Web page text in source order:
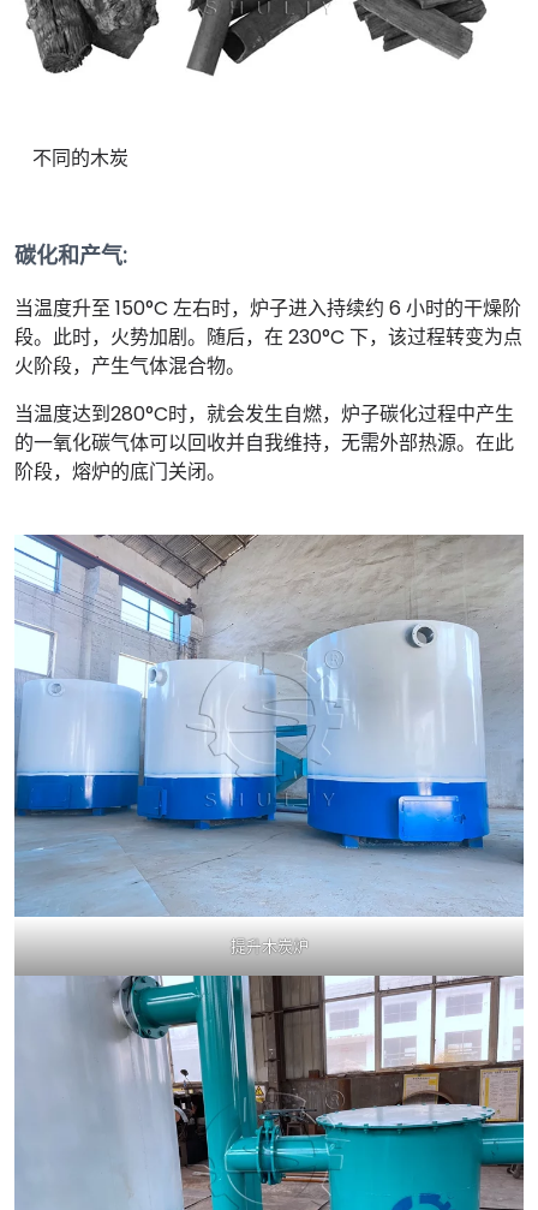
不同的木炭
碳化和产气:
当温度升至 150°C 左右时，炉子进入持续约 6 小时的干燥阶
段。此时，火势加剧。随后，在 230°C 下，该过程转变为点
火阶段，产生气体混合物。
当温度达到280°C时，就会发生自燃，炉子碳化过程中产生
的一氧化碳气体可以回收并自我维持，无需外部热源。在此
阶段，熔炉的底门关闭。
提升木炭炉